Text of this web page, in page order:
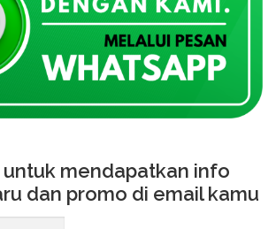
mendapatkan info
dan promo di email kamu